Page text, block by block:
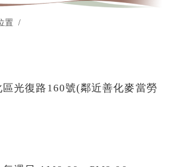
置
光復路160號(鄰近善化麥當勞